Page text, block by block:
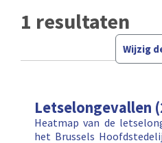
1 resultaten
Wijzig
Letselongevallen
Heatmap van de
het Brussels